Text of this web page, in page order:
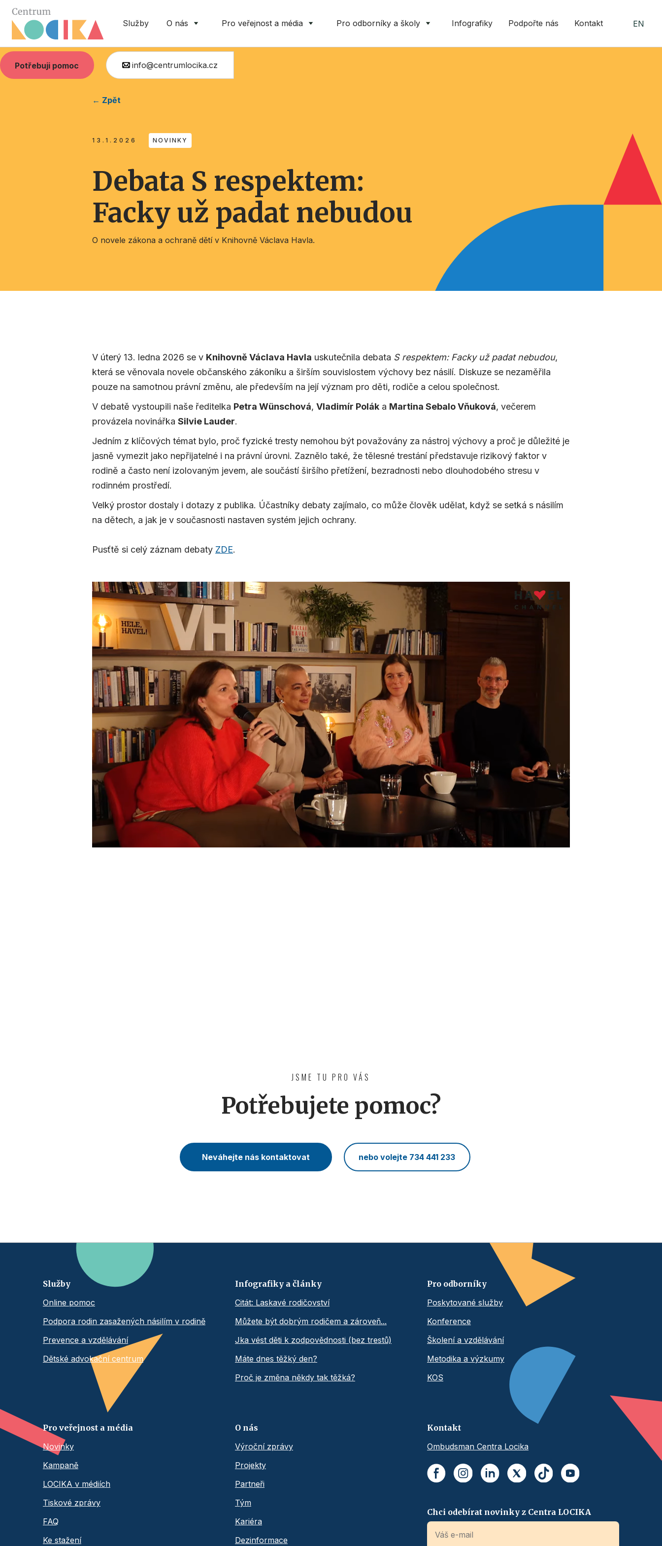
Služby O nás Pro veřejnost a média Pro odborníky a školy Infografiky Podpořte nás Kontakt EN
Potřebuji pomoc info@centrumlocika.cz
← Zpět
13.1.2026 NOVINKY
Debata S respektem:
Facky už padat nebudou
O novele zákona a ochraně dětí v Knihovně Václava Havla.
V úterý 13. ledna 2026 se v Knihovně Václava Havla uskutečnila debata S respektem: Facky už padat nebudou,
která se věnovala novele občanského zákoníku a širším souvislostem výchovy bez násilí. Diskuze se nezaměřila
pouze na samotnou právní změnu, ale především na její význam pro děti, rodiče a celou společnost.
V debatě vystoupili naše ředitelka Petra Wünschová, Vladimír Polák a Martina Sebalo Vňuková, večerem
provázela novinářka Silvie Lauder.
Jedním z klíčových témat bylo, proč fyzické tresty nemohou být považovány za nástroj výchovy a proč je důležité je
jasně vymezit jako nepřijatelné i na právní úrovni. Zaznělo také, že tělesné trestání představuje rizikový faktor v
rodině a často není izolovaným jevem, ale součástí širšího přetížení, bezradnosti nebo dlouhodobého stresu v
rodinném prostředí.
Velký prostor dostaly i dotazy z publika. Účastníky debaty zajímalo, co může člověk udělat, když se setká s násilím
na dětech, a jak je v současnosti nastaven systém jejich ochrany.
Pusťtě si celý záznam debaty ZDE.
JSME TU PRO VÁS
Potřebujete pomoc?
Neváhejte nás kontaktovat nebo volejte 734 441 233
Služby
Online pomoc
Podpora rodin zasažených násilím v rodině
Prevence a vzdělávání
Dětské advokační centrum
Infografiky a články
Citát: Laskavé rodičovství
Můžete být dobrým rodičem a zároveň...
Jka vést děti k zodpovědnosti (bez trestů)
Máte dnes těžký den?
Proč je změna někdy tak těžká?
Pro odborníky
Poskytované služby
Konference
Školení a vzdělávání
Metodika a výzkumy
KOS
Pro veřejnost a média
Novinky
Kampaně
LOCIKA v médiích
Tiskové zprávy
FAQ
Ke stažení
O nás
Výroční zprávy
Projekty
Partneři
Tým
Kariéra
Dezinformace
Kontakt
Ombudsman Centra Locika
Chci odebírat novinky z Centra LOCIKA